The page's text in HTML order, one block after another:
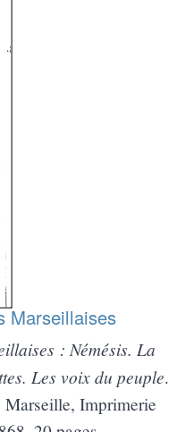
Marseillaises
: Némésis. La
Les voix du peuple.
Imprimerie